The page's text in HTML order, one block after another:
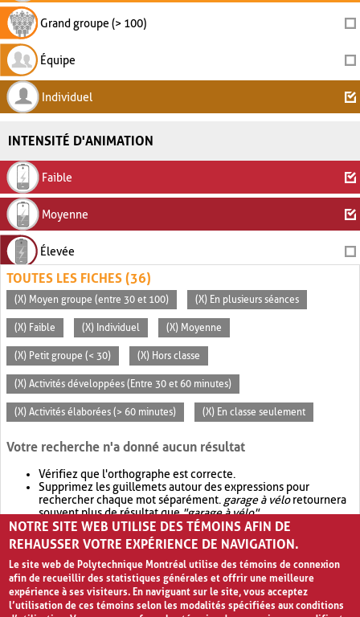
Grand groupe (> 100)
Équipe
Individuel
INTENSITÉ D'ANIMATION
Faible
Moyenne
Élevée
TOUTES LES FICHES (36)
(X) Moyen groupe (entre 30 et 100) (X) En plusieurs séances
(X) Faible (X) Individuel (X) Moyenne
(X) Petit groupe (< 30) (X) Hors classe
(X) Activités développées (Entre 30 et 60 minutes)
(X) Activités élaborées (> 60 minutes) (X) En classe seulement
Votre recherche n'a donné aucun résultat
Vérifiez que l'orthographe est correcte.
Supprimez les guillemets autour des expressions pour
rechercher chaque mot séparément. garage à véloretournera
souvent plus de résultat que"garage à vélo".
Envisagez d'élargir votre recherche avec OR.garage OR vélo
retournera souvent plus de résultat quegarage à vélo
NOTRE SITE WEB UTILISE DES TÉMOINS AFIN DE
REHAUSSER VOTRE EXPÉRIENCE DE NAVIGATION.
Le site web de Polytechnique Montréal utilise des témoins de connexion
afin de recueillir des statistiques générales et offrir une meilleure
expérience à ses visiteurs. En naviguant sur le site, vous acceptez
l’utilisation de ces témoins selon les modalités spécifiées aux conditions